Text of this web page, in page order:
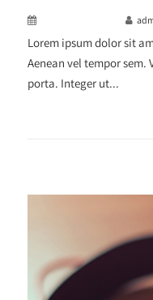
Lorem ipsum dolor sit
Aenean vel tempor
porta. Integer ut...